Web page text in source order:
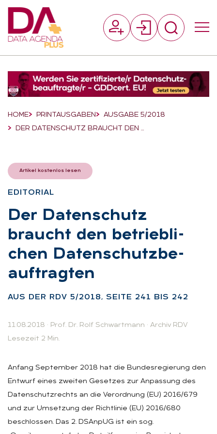
Breadcrumb-Navigation
HOME PRINTAUSGABEN
AUSGABE 5/2018
DER DATENSCHUTZ BRAUCHT DEN …
Artikel kostenlos lesen
EDI­TO­RI­AL
:Der Da­ten­schutz
braucht den be­trieb­li­
chen Da­ten­schutz­be­
auf­trag­ten
AUS DER RDV 5/2018, SEI­TE 241 BIS 242
11.08.2018 · Prof. Dr. Rolf Schwartmann · Archiv RDV
Lesezeit 2 Min.
Anfang September 2018 hat die Bundesregierung den
Entwurf eines zweiten Gesetzes zur Anpassung des
Datenschutzrechts an die Verordnung (EU) 2016/679
und zur Umsetzung der Richtlinie (EU) 2016/680
beschlossen. Das 2. DSAnpUG ist ein sog.